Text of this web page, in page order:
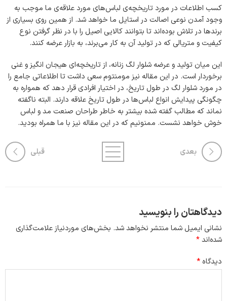
کسب اطلاعات در مورد تاریخچه‌ی لباس‌های مورد علاقه‌ی ما موجب به
وجود آمدن نوعی اصالت در استایل ما خواهد شد. از همین روی بسیاری از
برندها در تلاش بوده‌اند تا بتوانند کالایی اصیل را با در نظر گرفتن نوع
کیفیت و متریالی که در تولید آن به کار می‌برند، به بازار عرضه کنند.
این میان تولید و عرضه شلوار لگ زنانه، از تاریخچه‌ای هیجان انگیز و غنی
برخوردار است. در این مقاله نیز مومنتوم سعی داشت تا اطلاعاتی جامع را
در مورد شلوار لگ در طول تاریخ، در اختیار افرادی قرار دهد که همواره به
چگونگی پیدایش انواع لباس‌ها در طول تاریخ علاقه دارند. البته ناگفته
نماند که مطالب گفته شده بیشتر به خاطر طراحان صنعت مد و لباس
خوش خواهد نشست. ممنونیم که در این مقاله نیز با ما همراه بودید.
قبلی بعدی
دیدگاهتان را بنویسید
نشانی ایمیل شما منتشر نخواهد شد. بخش‌های موردنیاز علامت‌گذاری
شده‌اند*
دیدگاه*